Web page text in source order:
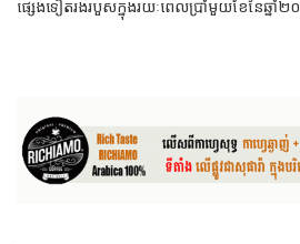
ផ្សេងទៀតរងរបួសក្នុងរយៈពេលប្រាំមួយខែនៃឆ្នាំ២